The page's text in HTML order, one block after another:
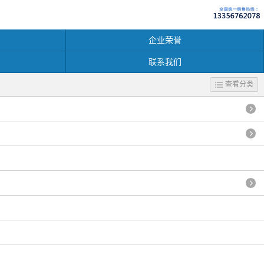
企业荣誉
联系我们
查看分类